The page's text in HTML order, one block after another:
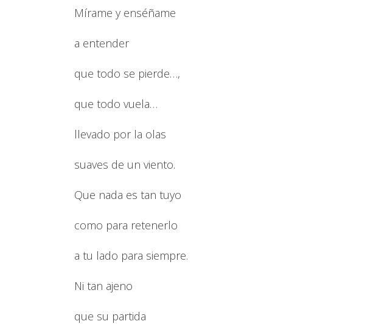
Mírame y enséñame
a entender
que todo se pierde…,
que todo vuela…
llevado por la olas
suaves de un viento.
Que nada es tan tuyo
como para retenerlo
a tu lado para siempre.
Ni tan ajeno
que su partida